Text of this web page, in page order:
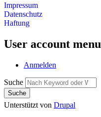
Impressum
Datenschutz
Haftung
User account menu
Anmelden
Suche
Unterstützt von Drupal